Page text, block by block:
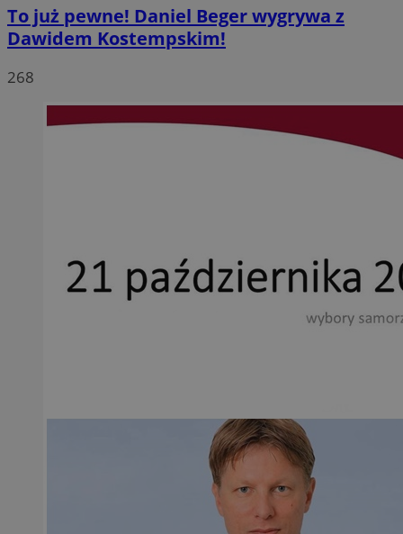
To już pewne! Daniel Beger wygrywa z
Dawidem Kostempskim!
268